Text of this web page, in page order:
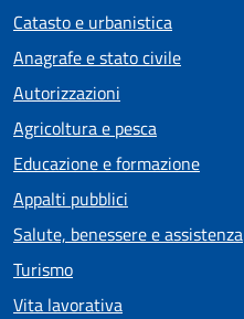
Catasto e urbanistica
Anagrafe e stato civile
Autorizzazioni
Agricoltura e pesca
Educazione e formazione
Appalti pubblici
Salute, benessere e assistenza
Turismo
Vita lavorativa